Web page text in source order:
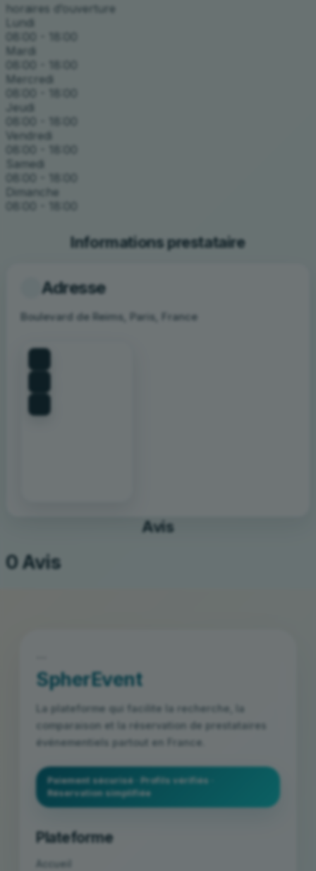
horaires d’ouverture
Lundi
08:00 - 18:00
Mardi
08:00 - 18:00
Mercredi
08:00 - 18:00
Jeudi
08:00 - 18:00
Vendredi
Samedi
Dimanche
Informations prestataire
Adresse
Boulevard de Reims, Paris, France
Avis
0 Avis
SpherEvent
La plateforme qui facilite la recherche, la
comparaison et la réservation de prestataires
événementiels partout en France.
Paiement sécurisé · Profils vérifiés ·
Réservation simplifiée
Plateforme
Accueil